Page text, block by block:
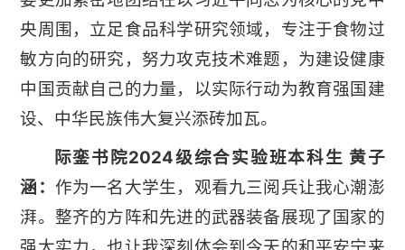
央周围，立足食品科学研究领域，专注于食物过
敏方向的研究，努力攻克技术难题，为建设健康
中国贡献自己的力量，以实际行动为教育强国建
设、中华民族伟大复兴添砖加瓦。
际銮书院2024级综合实验班本科生 黄子
涵： 作为一名大学生，观看九三阅兵让我心潮澎
湃。整齐的方阵和先进的武器装备展现了国家的